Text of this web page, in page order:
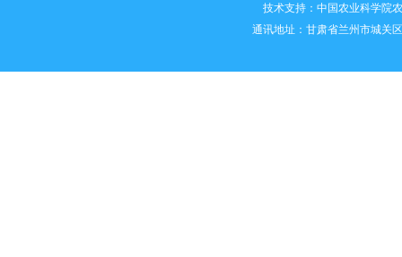
技术支持： 中国农业科学院
通讯地址：甘肃省兰州市城关